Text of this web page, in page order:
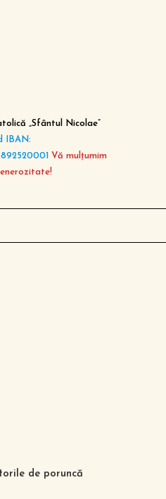
„Sfântul Nicolae”
IBAN:
Vă mulțumim
de poruncă